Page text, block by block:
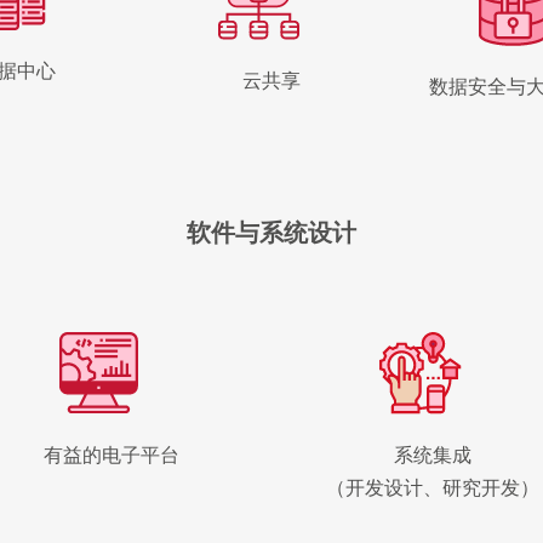
中心 云共享 数据安全与
软件与系统设计
有益的电子平台
系统集成
（开发设计、研究开发）